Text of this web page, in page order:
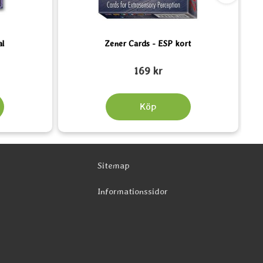
Zener Cards - ESP kort
169 kr
Köp
Sitemap
Informationssidor